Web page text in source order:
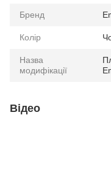
Бренд
Колір
Назва
модифікації
Відео